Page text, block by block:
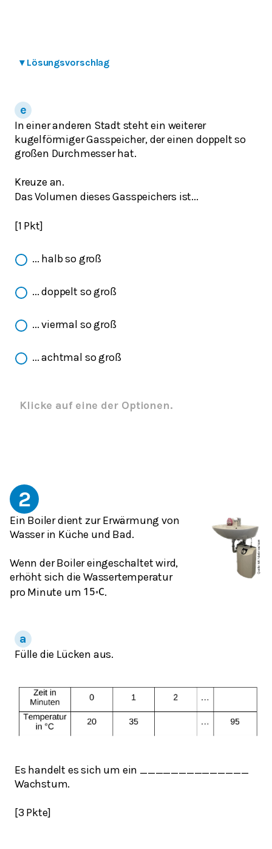
▾ Lösungsvorschlag
In einer anderen Stadt steht ein weiterer
kugelförmiger Gasspeicher, der einen doppelt so
großen Durchmesser hat.
Kreuze an.
Das Volumen dieses Gasspeichers ist...
[1 Pkt]
... halb so groß
... doppelt so groß
... viermal so groß
... achtmal so groß
Klicke auf eine der Optionen.
2
Ein Boiler dient zur Erwärmung von
Wasser in Küche und Bad.
Wenn der Boiler eingeschaltet wird,
erhöht sich die Wassertemperatur
pro Minute um 15∘C.
Fülle die Lücken aus.
Es handelt es sich um ein ______________
Wachstum.
[3 Pkte]